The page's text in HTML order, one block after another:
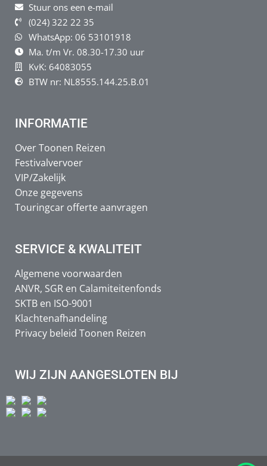
Stuur ons een e-mail
(024) 322 22 35
WhatsApp: 06 53101918
Ma. t/m Vr. 08.30-17.30 uur
KvK: 64083055
BTW nr: NL8555.144.25.B.01
INFORMATIE
Over Toonen Reizen
Festivalvervoer
VIP/Zakelijk
Onze gegevens
Touringcar offerte aanvragen
SERVICE & KWALITEIT
Algemene voorwaarden
ANVR, SGR en Calamiteitenfonds
SKTB en ISO-9001
Klachtenafhandeling
Privacy beleid Toonen Reizen
WIJ ZIJN AANGESLOTEN BIJ